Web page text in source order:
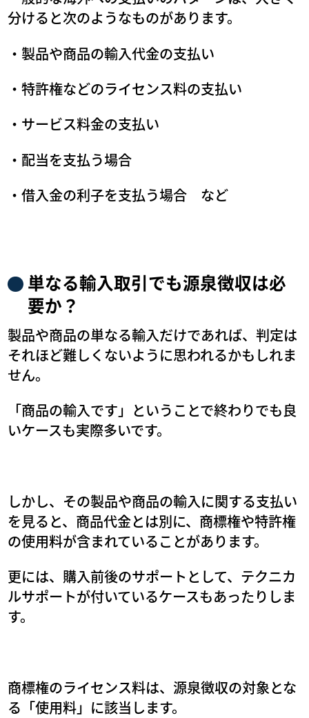
分けると次のようなものがあります。
・製品や商品の輸入代金の支払い
・特許権などのライセンス料の支払い
・サービス料金の支払い
・配当を支払う場合
・借入金の利子を支払う場合 など
単なる輸入取引でも源泉徴収は必
要か？
製品や商品の単なる輸入だけであれば、判定は
それほど難しくないように思われるかもしれま
せん。
「商品の輸入です」ということで終わりでも良
いケースも実際多いです。
しかし、その製品や商品の輸入に関する支払い
を見ると、商品代金とは別に、商標権や特許権
の使用料が含まれていることがあります。
更には、購入前後のサポートとして、テクニカ
ルサポートが付いているケースもあったりしま
す。
商標権のライセンス料は、源泉徴収の対象とな
る「使用料」に該当します。